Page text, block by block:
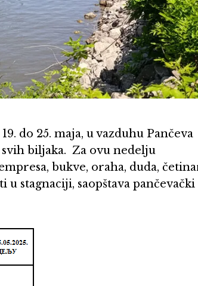
do 25. maja, u vazduhu Pančeva
biljaka. Za ovu nedelju
bukve, oraha, duda,
u stagnaciji, saopštava pančevački